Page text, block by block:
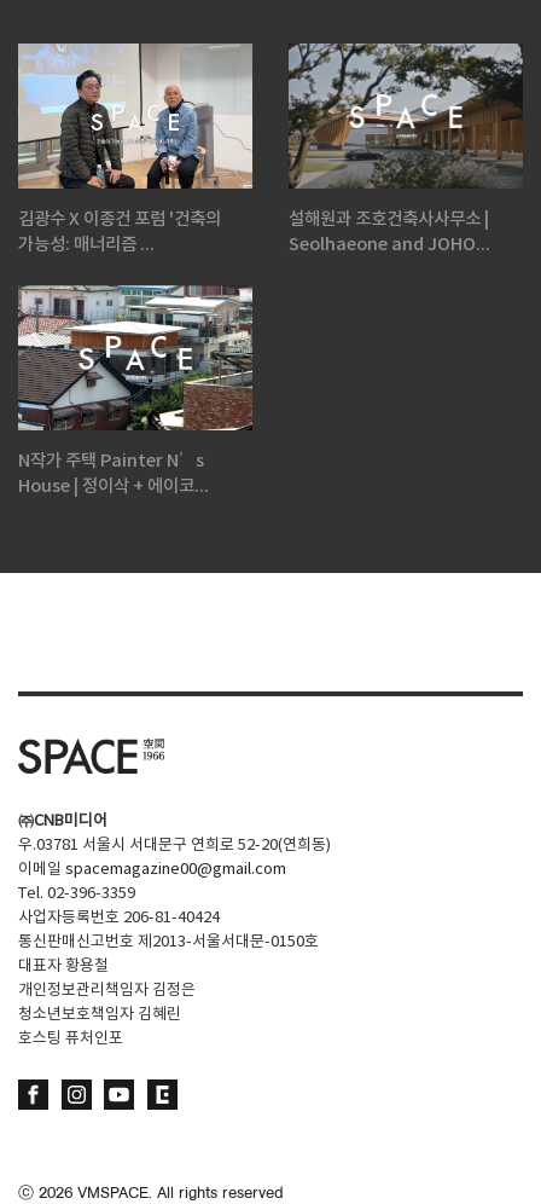
김광수 X 이종건 포럼 '건축의
가능성: 매너리즘 ...
설해원과 조호건축사사무소 |
Seolhaeone and JOHO...
N작가 주택 Painter N’s
House | 정이삭 + 에이코...
㈜CNB미디어
우.03781 서울시 서대문구 연희로 52-20(연희동)
이메일 spacemagazine00@gmail.com
Tel. 02-396-3359
사업자등록번호 206-81-40424
통신판매신고번호 제2013-서울서대문-0150호
대표자 황용철
개인정보관리책임자 김정은
청소년보호책임자 김혜린
호스팅 퓨처인포
ⓒ 2026 VMSPACE. All rights reserved